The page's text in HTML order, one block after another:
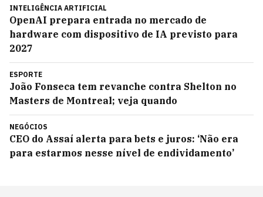
INTELIGÊNCIA ARTIFICIAL
OpenAI prepara entrada no mercado de
hardware com dispositivo de IA previsto para
2027
ESPORTE
João Fonseca tem revanche contra Shelton no
Masters de Montreal; veja quando
NEGÓCIOS
CEO do Assaí alerta para bets e juros: ‘Não era
para estarmos nesse nível de endividamento’